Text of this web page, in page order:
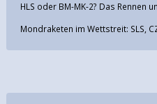
HLS oder BM-MK-2? Das
Mondraketen im Wettstreit: SLS,